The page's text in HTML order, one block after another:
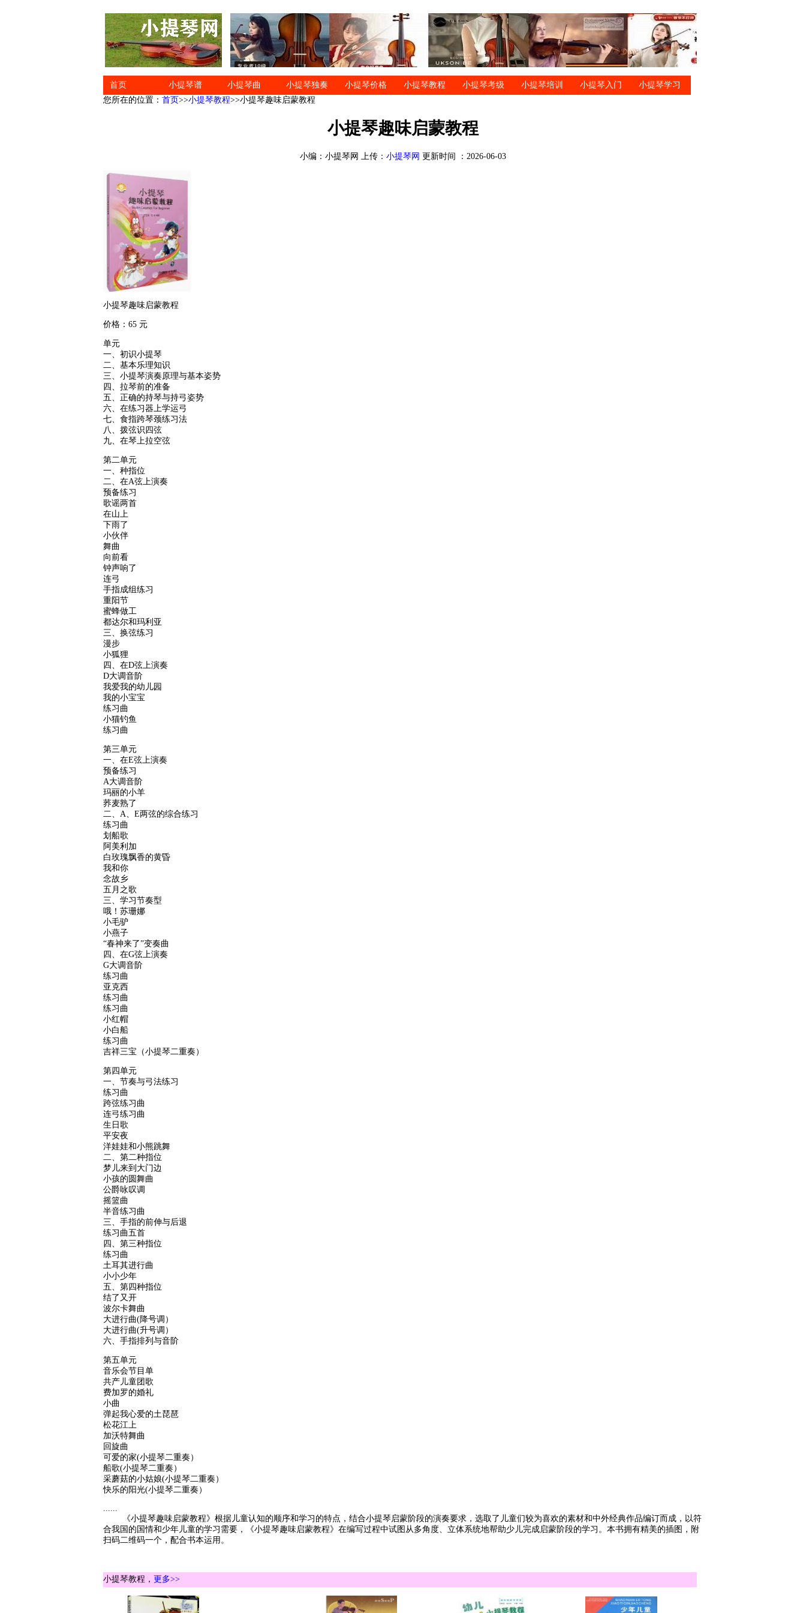
首页 小提琴谱 小提琴曲 小提琴独奏 小提琴价格 小提琴教程 小提琴考级 小提琴培训 小提琴入门
小提琴学习
您所在的位置： 首页>>小提琴教程>>小提琴趣味启蒙教程
小提琴趣味启蒙教程
小编：小提琴网 上传： 小提琴网 更新时间 ：2026-06-03
小提琴趣味启蒙教程
价格：65 元
单元
一、初识小提琴
二、基本乐理知识
三、小提琴演奏原理与基本姿势
四、拉琴前的准备
五、正确的持琴与持弓姿势
六、在练习器上学运弓
七、食指跨琴颈练习法
八、拨弦识四弦
九、在琴上拉空弦
第二单元
一、种指位
二、在A弦上演奏
预备练习
歌谣两首
在山上
下雨了
小伙伴
舞曲
向前看
钟声响了
连弓
手指成组练习
重阳节
蜜蜂做工
都达尔和玛利亚
三、换弦练习
漫步
小狐狸
四、在D弦上演奏
D大调音阶
我爱我的幼儿园
我的小宝宝
练习曲
小猫钓鱼
练习曲
第三单元
一、在E弦上演奏
预备练习
A大调音阶
玛丽的小羊
荞麦熟了
二、A、E两弦的综合练习
练习曲
划船歌
阿美利加
白玫瑰飘香的黄昏
我和你
念故乡
五月之歌
三、学习节奏型
哦！苏珊娜
小毛驴
小燕子
“春神来了”变奏曲
四、在G弦上演奏
G大调音阶
练习曲
亚克西
练习曲
练习曲
小红帽
小白船
练习曲
吉祥三宝（小提琴二重奏）
第四单元
一、节奏与弓法练习
练习曲
跨弦练习曲
连弓练习曲
生日歌
平安夜
洋娃娃和小熊跳舞
二、第二种指位
梦儿来到大门边
小孩的圆舞曲
公爵咏叹调
摇篮曲
半音练习曲
三、手指的前伸与后退
练习曲五首
四、第三种指位
练习曲
土耳其进行曲
小小少年
五、第四种指位
结了又开
波尔卡舞曲
大进行曲(降号调）
大进行曲(升号调）
六、手指排列与音阶
第五单元
音乐会节目单
共产儿童团歌
费加罗的婚礼
小曲
弹起我心爱的土琵琶
松花江上
加沃特舞曲
回旋曲
可爱的家(小提琴二重奏）
船歌(小提琴二重奏）
采蘑菇的小姑娘(小提琴二重奏）
快乐的阳光(小提琴二重奏）
《小提琴趣味启蒙教程》根据儿童认知的顺序和学习的特点，结合小提琴启蒙阶段的演奏要求，选取了儿童们较为喜欢的素材和中外经典作品编订而成，以符
合我国的国情和少年儿童的学习需要，《小提琴趣味启蒙教程》在编写过程中试图从多角度、立体系统地帮助少儿完成启蒙阶段的学习。本书拥有精美的插图，附
扫码二维码一个，配合书本运用。
小提琴教程， 更多>>